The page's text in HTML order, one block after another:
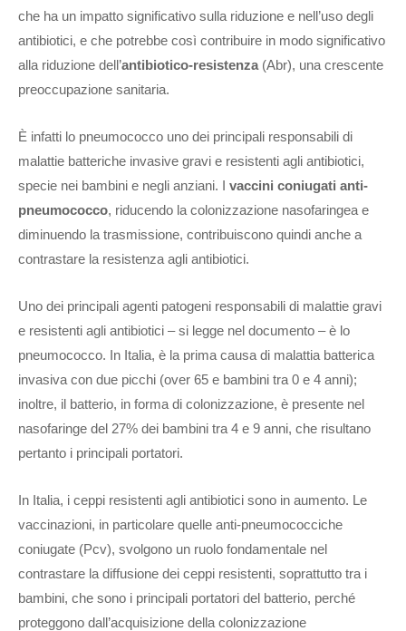
che ha un impatto significativo sulla riduzione e nell’uso degli
antibiotici, e che potrebbe così contribuire in modo significativo
alla riduzione dell’antibiotico-resistenza (Abr), una crescente
preoccupazione sanitaria.
È infatti lo pneumococco uno dei principali responsabili di
malattie batteriche invasive gravi e resistenti agli antibiotici,
specie nei bambini e negli anziani. I vaccini coniugati anti-
pneumococco, riducendo la colonizzazione nasofaringea e
diminuendo la trasmissione, contribuiscono quindi anche a
contrastare la resistenza agli antibiotici.
Uno dei principali agenti patogeni responsabili di malattie gravi
e resistenti agli antibiotici – si legge nel documento – è lo
pneumococco. In Italia, è la prima causa di malattia batterica
invasiva con due picchi (over 65 e bambini tra 0 e 4 anni);
inoltre, il batterio, in forma di colonizzazione, è presente nel
nasofaringe del 27% dei bambini tra 4 e 9 anni, che risultano
pertanto i principali portatori.
In Italia, i ceppi resistenti agli antibiotici sono in aumento. Le
vaccinazioni, in particolare quelle anti-pneumococciche
coniugate (Pcv), svolgono un ruolo fondamentale nel
contrastare la diffusione dei ceppi resistenti, soprattutto tra i
bambini, che sono i principali portatori del batterio, perché
proteggono dall’acquisizione della colonizzazione